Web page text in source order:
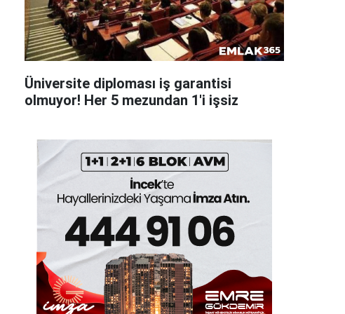
Üniversite diploması iş garantisi
olmuyor! Her 5 mezundan 1'i işsiz